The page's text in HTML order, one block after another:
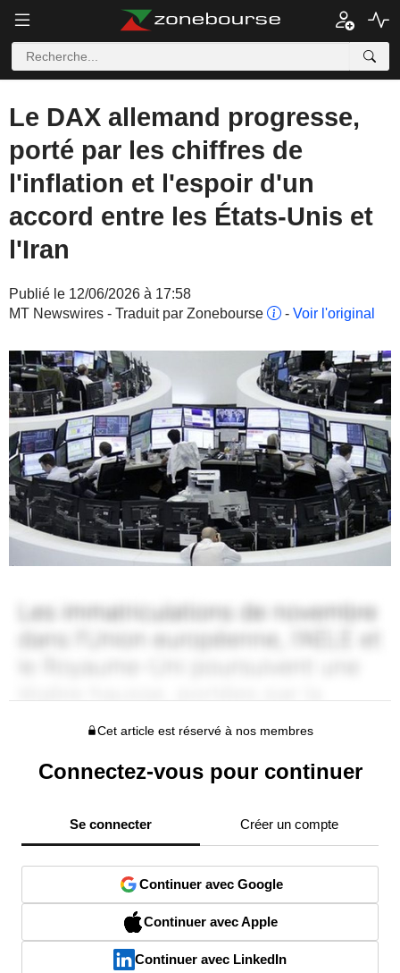
Le DAX allemand progresse,
porté par les chiffres de
l'inflation et l'espoir d'un
accord entre les États-Unis et
l'Iran
Publié le 12/06/2026 à 17:58
MT Newswires - Traduit par Zonebourse
- Voir l'original
Cet article est réservé à nos membres
Connectez-vous pour continuer
Se connecter Créer un compte
Continuer avec Google
Continuer avec Apple
Continuer avec LinkedIn